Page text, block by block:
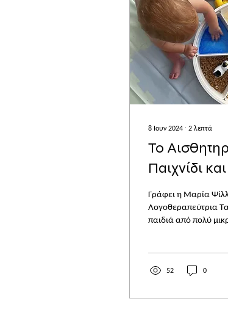
8 Ιουν 2024 ∙ 2 λεπτά
Το
Παιχνίδι
Οφέλη του
Γράφει η Μαρία
Λογοθεραπεύτρια
παιδιά από πολύ
γύρω...
52 0